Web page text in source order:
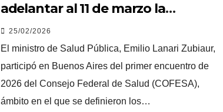
adelantar al 11 de marzo la
Campaña Antigripal 2026
25/02/2026
El ministro de Salud Pública, Emilio Lanari Zubiaur,
participó en Buenos Aires del primer encuentro de
2026 del Consejo Federal de Salud (COFESA),
ámbito en el que se definieron los…